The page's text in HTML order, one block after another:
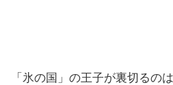
「氷の国」の王子が裏切るの